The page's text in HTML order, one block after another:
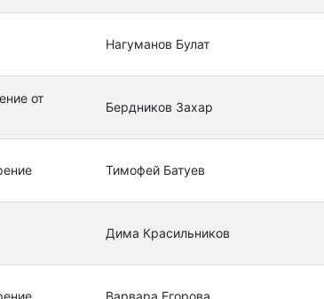
Нагуманов Булат
от
Бердников Захар
Тимофей Батуев
Дима Красильников